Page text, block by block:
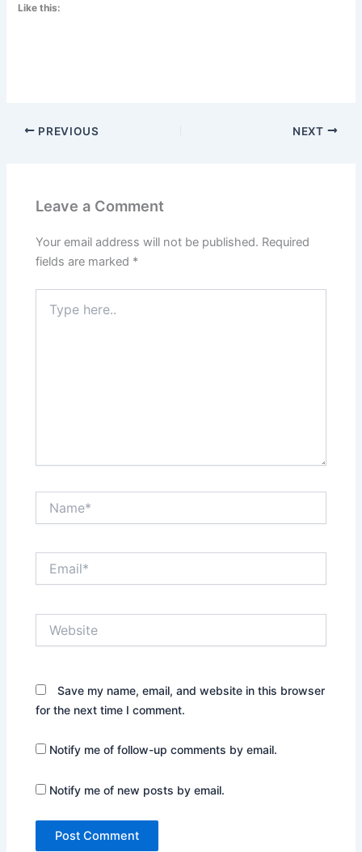
Like this:
PREVIOUS NEXT
Leave a Comment
Your email address will not be published. Required
fields are marked *
here..
Save my name, email, and website in this browser
for the next time I comment.
Notify me of follow-up comments by email.
Notify me of new posts by email.